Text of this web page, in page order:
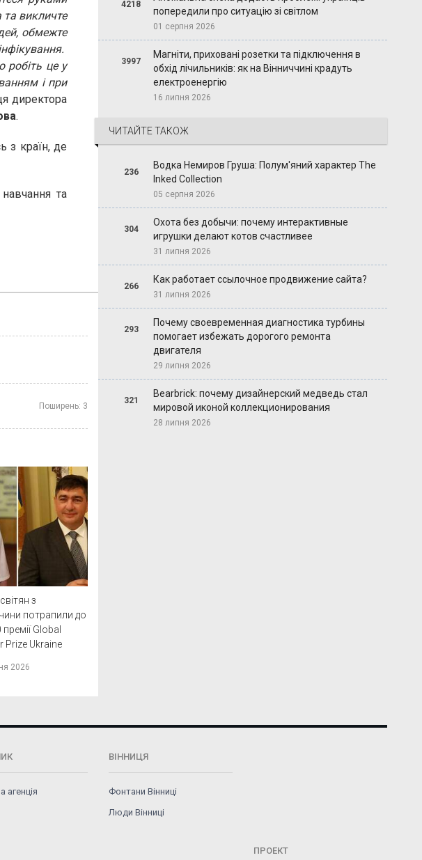
викличте
обмежте
робіть це у
і при
директора
.
з країн, де
та
Поширень: 3
з
потрапили до
Global
Prize Ukraine
2026
4218
попередили про ситуацію зі світлом
01 серпня 2026
3997
Магніти, приховані розетки та підключення в
обхід лічильників: як на Вінниччині крадуть
електроенергію
16 липня 2026
ЧИТАЙТЕ ТАКОЖ
236
Водка Немиров Груша: Полум'яний характер The
Inked Collection
05 серпня 2026
304
Охота без добычи: почему интерактивные
игрушки делают котов счастливее
31 липня 2026
266
Как работает ссылочное продвижение сайта?
31 липня 2026
293
Почему своевременная диагностика турбины
помогает избежать дорогого ремонта
двигателя
29 липня 2026
321
Bearbrick: почему дизайнерский медведь стал
мировой иконой коллекционирования
28 липня 2026
агенція
ВІННИЦЯ
Фонтани Вінниці
Люди Вінниці
ПРОЕКТ